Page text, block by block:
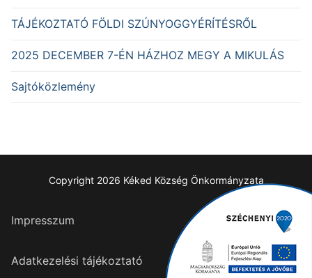
TÁJÉKOZTATÓ FÖLDI SZÚNYOGGYÉRÍTÉSRŐL
2025 DECEMBER 7-ÉN HÁZHOZ MEGY A MIKULÁS
Sajtóközlemény
Copyright 2026 Kéked Község Önkormányzata
Impresszum
Adatkezelési tájékoztató